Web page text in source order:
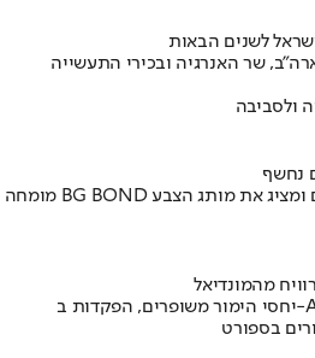
לשנים הבאות
שר האנרגיה ובכירי התעשייה
ולסביבה
נחשף
מהמונדיאל
בספורט